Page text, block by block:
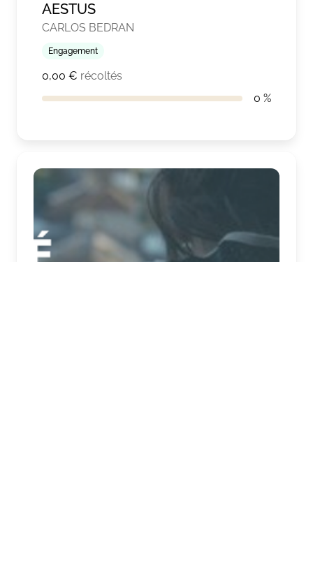
AESTUS
CARLOS BEDRAN
Engagement
0,00 € récoltés
0 %